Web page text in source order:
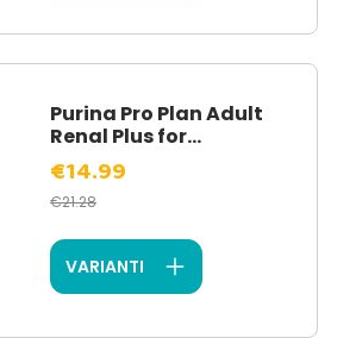
Purina Pro Plan Adult
Renal Plus for...
€14.99
€21.28
VARIANTI